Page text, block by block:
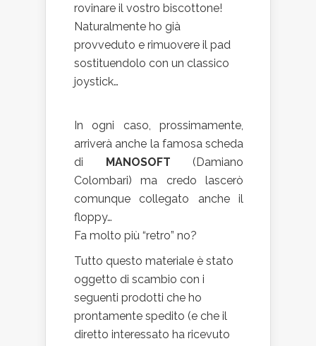
rovinare il vostro biscottone!
Naturalmente ho già
provveduto e rimuovere il pad
sostituendolo con un classico
joystick…
In ogni caso, prossimamente,
arriverà anche la famosa scheda
di MANOSOFT (Damiano
Colombari) ma credo lascerò
comunque collegato anche il
floppy…
Fa molto più “retro” no?
Tutto questo materiale è stato
oggetto di scambio con i
seguenti prodotti che ho
prontamente spedito (e che il
diretto interessato ha ricevuto